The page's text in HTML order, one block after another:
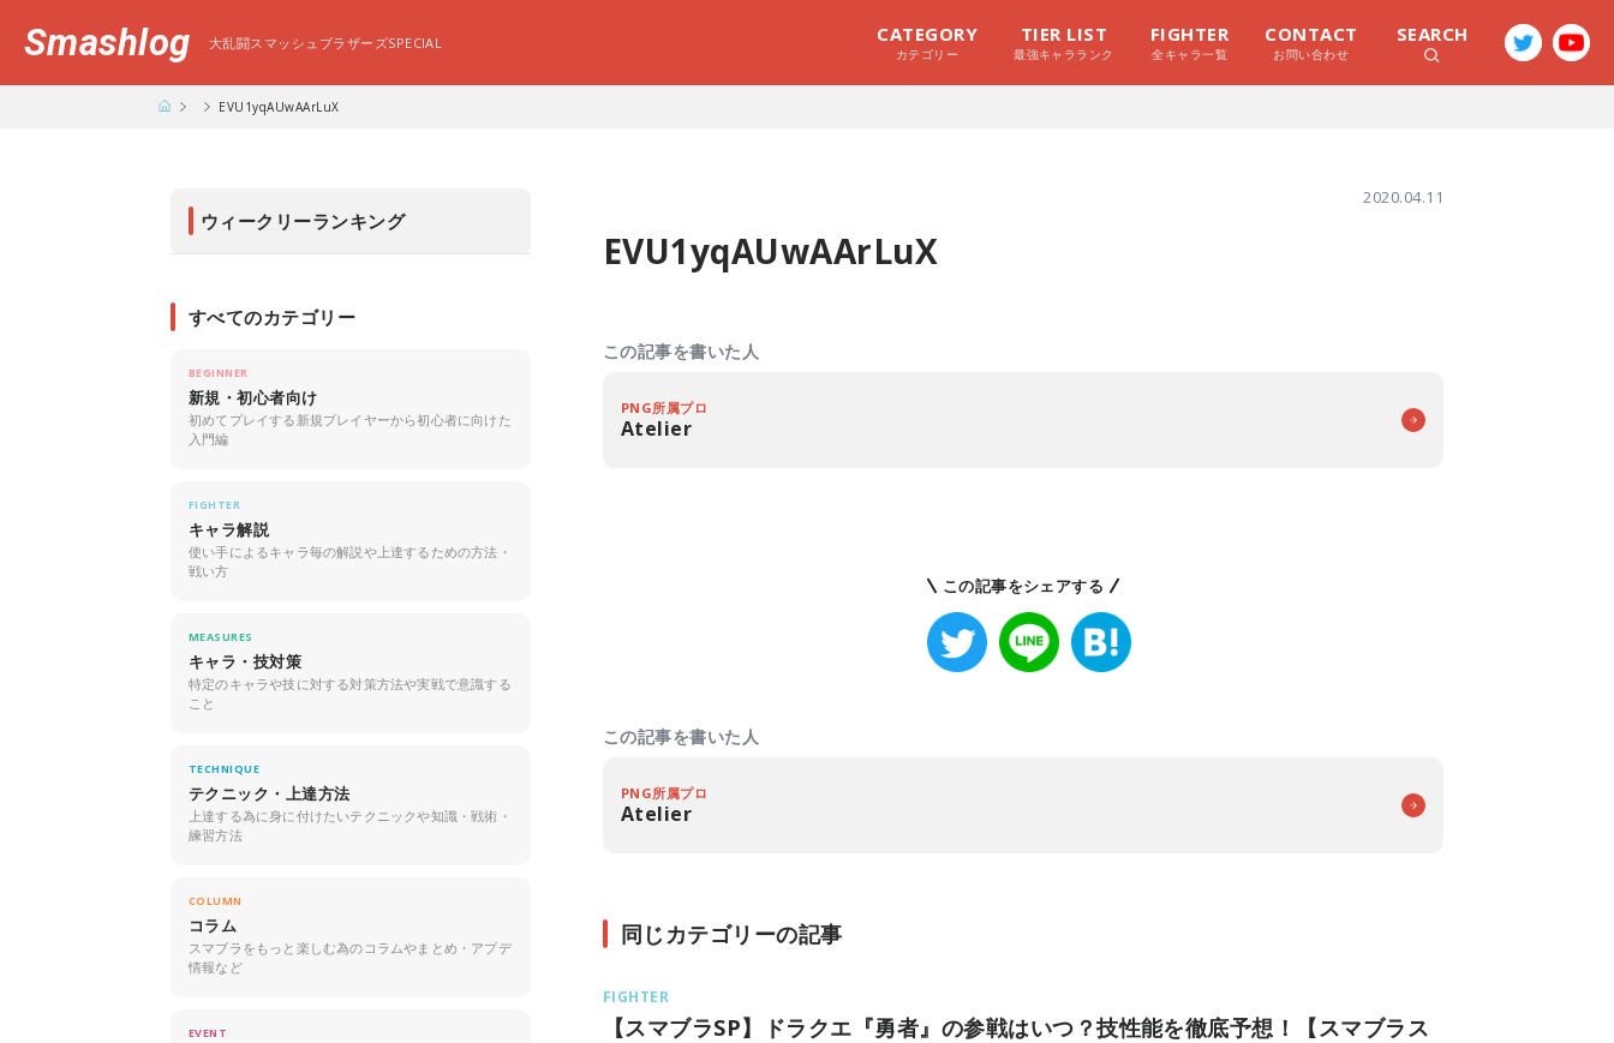
Smashlog 大乱闘スマッシュブラザーズSPECIAL CATEGORY
カテゴリー
TIER LIST
最強キャラランク
FIGHTER
全キャラ一覧
CONTACT
お問い合わせ
SEARCH
EVU1yqAUwAArLuX
2020.04.11
EVU1yqAUwAArLuX
この記事を書いた人
PNG所属プロ
Atelier
この記事をシェアする
この記事を書いた人
PNG所属プロ
Atelier
同じカテゴリーの記事
FIGHTER
【スマブラSP】ドラクエ『勇者』の参戦はいつ？技性能を徹底予想！【スマブラス
ウィークリーランキング
すべてのカテゴリー
BEGINNER
新規・初心者向け
初めてプレイする新規プレイヤーから初心者に向けた
入門編
FIGHTER
キャラ解説
使い手によるキャラ毎の解説や上達するための方法・
戦い方
MEASURES
キャラ・技対策
特定のキャラや技に対する対策方法や実戦で意識する
こと
TECHNIQUE
テクニック・上達方法
上達する為に身に付けたいテクニックや知識・戦術・
練習方法
COLUMN
コラム
スマブラをもっと楽しむ為のコラムやまとめ・アプデ
情報など
EVENT